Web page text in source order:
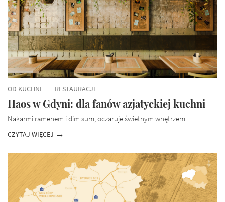
OD KUCHNI RESTAURACJE
Haos w Gdyni: dla fanów azjatyckiej kuchni
Nakarmi ramenem i dim sum, oczaruje świetnym wnętrzem.
CZYTAJ WIĘCEJ